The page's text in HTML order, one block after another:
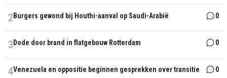
2 Burgers gewond bij Houthi-aanval op Saudi-Arabië 0
3 Dode door brand in flatgebouw Rotterdam 0
4Venezuela en oppositie beginnen gesprekken over transitie 0